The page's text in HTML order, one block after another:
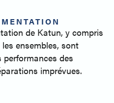
de Katun, y compris
ensembles, sont
des
imprévues.